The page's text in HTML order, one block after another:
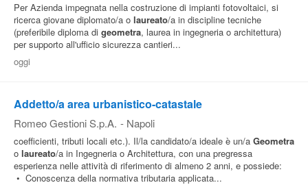
Per Azienda impegnata nella costruzione di impianti fotovoltaici, si
ricerca giovane diplomato/a o laureato/a in discipline tecniche
(preferibile diploma di geometra, laurea in ingegneria o architettura)
per supporto all'ufficio sicurezza cantieri...
oggi
Addetto/a area urbanistico-catastale
Romeo Gestioni S.p.A. - Napoli
coefficienti, tributi locali etc.). Il/la candidato/a ideale è un/a Geometra
o laureato/a in Ingegneria o Architettura, con una pregressa
esperienza nelle attività di riferimento di almeno 2 anni, e possiede:
• Conoscenza della normativa tributaria applicata...